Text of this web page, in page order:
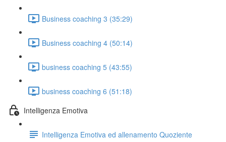
Business coaching 3 (35:29)
Business coaching 4 (50:14)
business coaching 5 (43:55)
business coaching 6 (51:18)
Intelligenza Emotiva
Intelligenza Emotiva ed allenamento Quoziente